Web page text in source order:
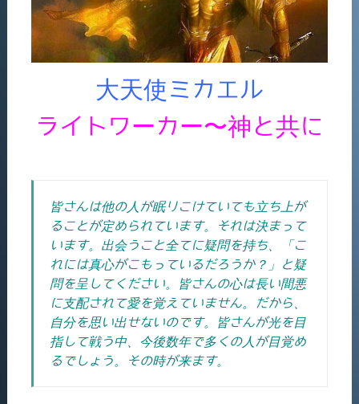
大天使ミカエル
ライトワーカー〜神と共に
皆さんは他の人が眠りこけていても立ち上が
ることが定められています。それは決まって
います。出会うこと全てに疑問を持ち、「こ
れには真心がこもっているだろうか？」と疑
問を呈してください。皆さんの心は長い間悪
に支配されて愛を覚えていません。だから、
自分を思い出せないのです。皆さんが光を目
指して戦う中、今後数年で多くの人が目覚め
るでしょう。その時が来ます。